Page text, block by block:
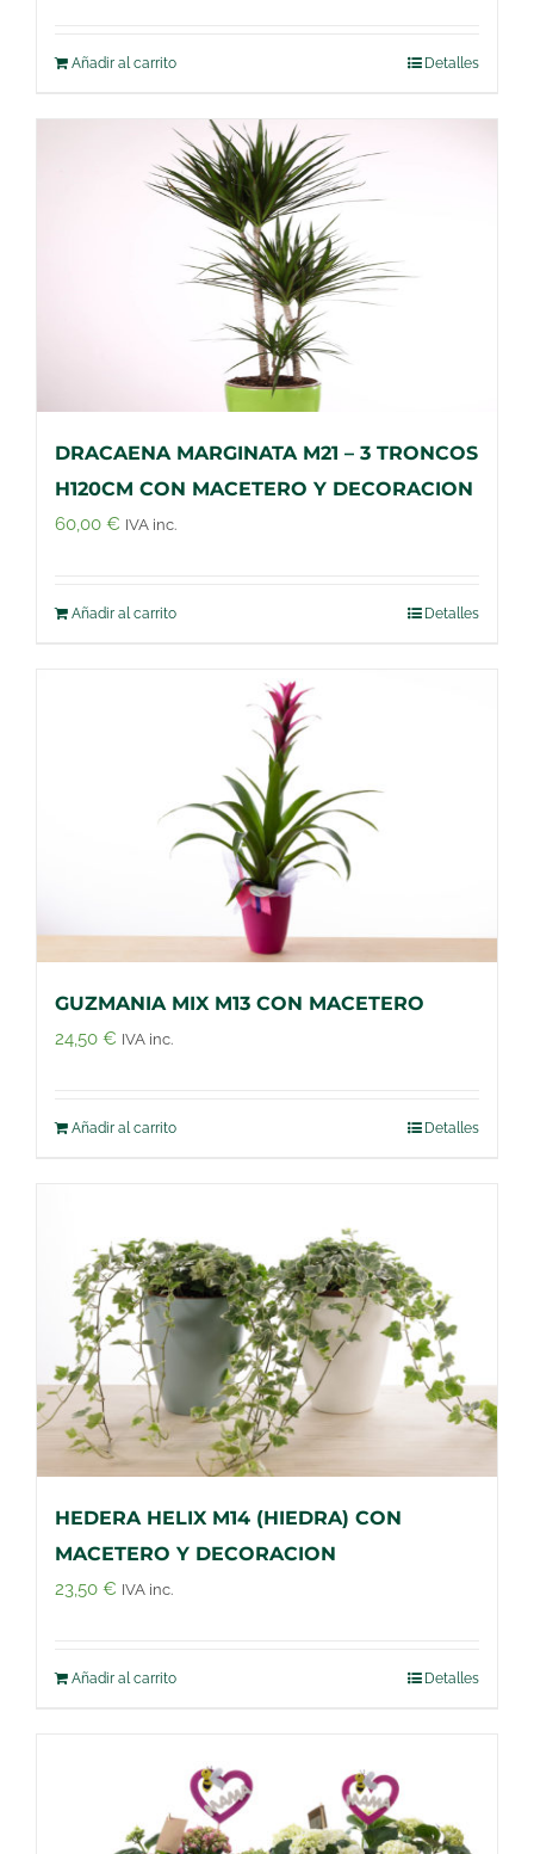
Añadir al carrito Detalles
DRACAENA MARGINATA M21 – 3 TRONCOS
H120CM CON MACETERO Y DECORACION
60,00 € IVA inc.
Añadir al carrito Detalles
GUZMANIA MIX M13 CON MACETERO
24,50 € IVA inc.
Añadir al carrito Detalles
HEDERA HELIX M14 (HIEDRA) CON
MACETERO Y DECORACION
23,50 € IVA inc.
Añadir al carrito Detalles